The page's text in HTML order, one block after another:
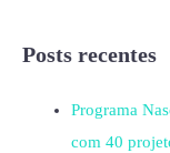
Posts recentes
Programa
com 40